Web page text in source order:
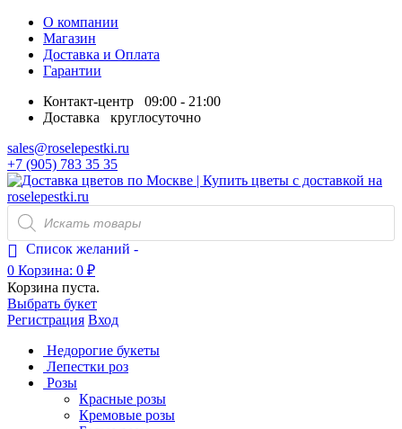
О компании
Магазин
Доставка и Оплата
Гарантии
Контакт-центр 09:00 - 21:00
Доставка круглосуточно
sales@roselepestki.ru
+7 (905) 783 35 35
Поиск
товаров
Список желаний -
0 Корзина: 0 ₽
Корзина пуста.
Выбрать букет
Регистрация Вход
Недорогие букеты
Лепестки роз
Розы
Красные розы
Кремовые розы